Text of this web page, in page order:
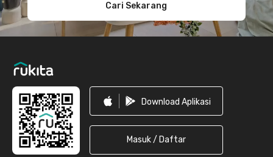
Cari Sekarang
Download Aplikasi
Masuk / Daftar